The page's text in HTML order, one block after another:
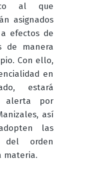
al que
asignados
efectos de
de manera
Con ello,
en
estará
alerta por
así
las
del orden
materia.